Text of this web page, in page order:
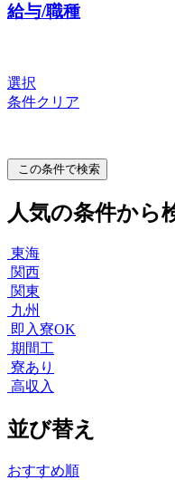
給与/職種
選択
条件クリア
この条件で検索
人気の条件から
東海
関西
関東
九州
即入寮OK
期間工
寮あり
高収入
並び替え
おすすめ順